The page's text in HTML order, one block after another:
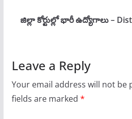
జిల్లా కోర్టుల్లో భారీ ఉద్యోగాలు –
Leave a Reply
Your email address will not be
fields are marked *